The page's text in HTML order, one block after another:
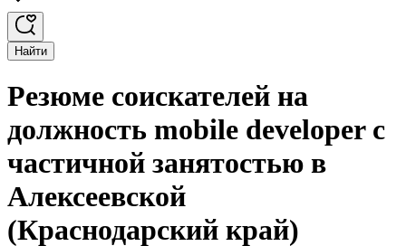
Найти
Резюме соискателей на
должность mobile developer с
частичной занятостью в
Алексеевской
(Краснодарский край)